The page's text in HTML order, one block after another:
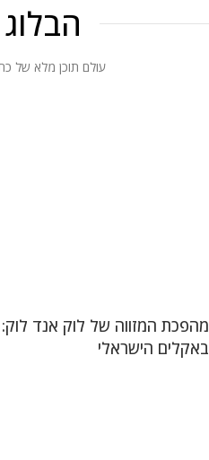
עולם תוכן מלא של
מהפכת המזווה של לוק אנד
באקלים הישראלי